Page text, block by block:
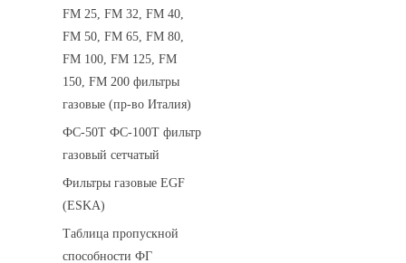
FM 25, FM 32, FM 40,
FM 50, FM 65, FM 80,
FM 100, FM 125, FM
150, FM 200 фильтры
газовые (пр-во Италия)
ФС-50Т ФС-100Т фильтр
газовый сетчатый
Фильтры газовые EGF
(ESKA)
Таблица пропускной
способности ФГ